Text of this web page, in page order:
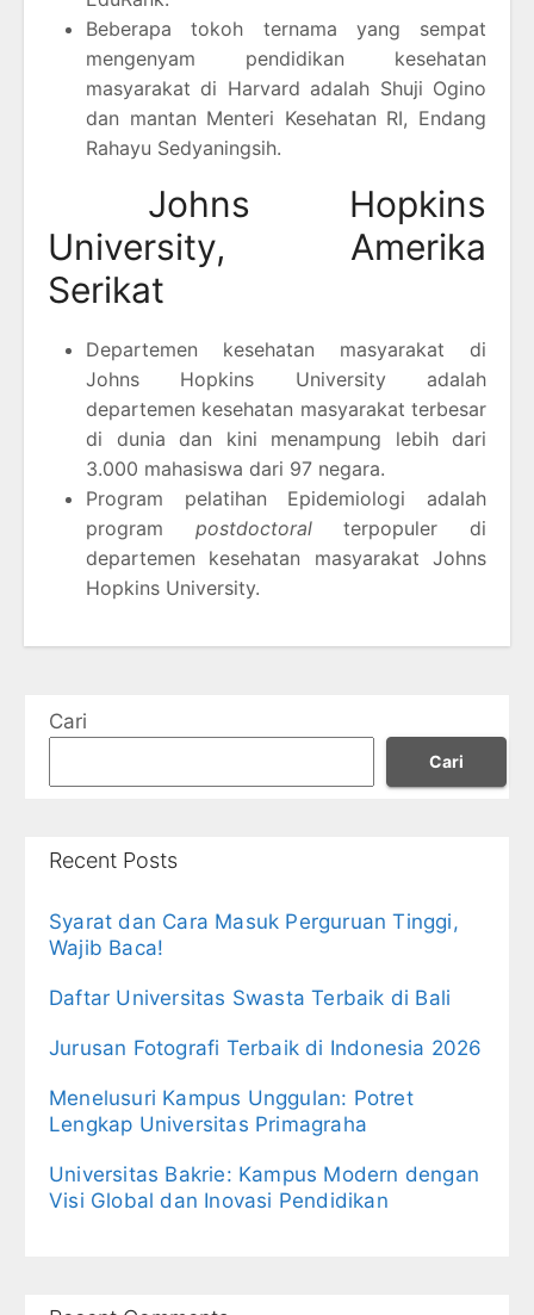
Beberapa tokoh ternama yang sempat
mengenyam pendidikan kesehatan
masyarakat di Harvard adalah Shuji Ogino
dan mantan Menteri Kesehatan RI, Endang
Rahayu Sedyaningsih.
Johns Hopkins
University, Amerika
Serikat
Departemen kesehatan masyarakat di
Johns Hopkins University adalah
departemen kesehatan masyarakat terbesar
di dunia dan kini menampung lebih dari
3.000 mahasiswa dari 97 negara.
Program pelatihan Epidemiologi adalah
program postdoctoralterpopuler di
departemen kesehatan masyarakat Johns
Hopkins University.
Cari
Cari
Recent Posts
Syarat dan Cara Masuk Perguruan Tinggi,
Wajib Baca!
Daftar Universitas Swasta Terbaik di Bali
Jurusan Fotografi Terbaik di Indonesia 2026
Menelusuri Kampus Unggulan: Potret
Lengkap Universitas Primagraha
Universitas Bakrie: Kampus Modern dengan
Visi Global dan Inovasi Pendidikan